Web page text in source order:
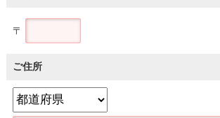
〒
ご住所